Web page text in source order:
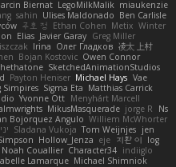
Biernat LegoMilkMalik miaukenzie
sahin Ulises Maldonado Ben Carlisle
주호 정 Ethan Cohen Metix Winter
Elias Javier Garay Greg Miller
Irina Олег Гладков 凌太 上村
Bojan Kostovic Owen Connor
SketchedAnimationStudios
Payton Heniser Michael Hays Vae
Simpires Sigma Eta Matthias Carrick
Yvonne Ott Menyhárt Marcell
MikusMasquerade jorge R
Ns
Bojorquez Angulo Williem McWhorter
Sladana Vukoja Tom Weijnjes jen
Hollow_Jenza eje 지환 이 log
Noah Couallier Character34 indiiglo
Lamarque Michael Shimniok